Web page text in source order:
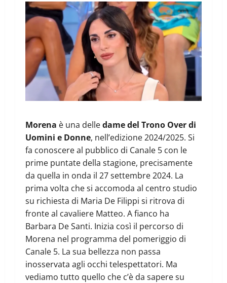
Morena è una delledame del Trono Over di
Uomini e Donne, nell’edizione 2024/2025. Si
fa conoscere al pubblico di Canale 5 con le
prime puntate della stagione, precisamente
da quella in onda il 27 settembre 2024. La
prima volta che si accomoda al centro studio
su richiesta di Maria De Filippi si ritrova di
fronte al cavaliere Matteo. A fianco ha
Barbara De Santi. Inizia così il percorso di
Morena nel programma del pomeriggio di
Canale 5. La sua bellezza non passa
inosservata agli occhi telespettatori. Ma
vediamo tutto quello che c’è da sapere su